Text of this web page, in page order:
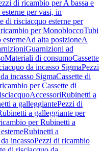
di ricambio per A bassa e
per vasi, in
di risciacquo esterne per
per MonobloccoTubi
esterneAd alta posizioneA
Guarnizioni ad
Materiali di consumoCassette
da incasso SigmaPezzi
incasso SigmaCassette di
per Cassette di
AccessoriRubinetti a
a galleggiantePezzi di
a galleggiante per
per Rubinetti a
Rubinetti a
incassoPezzi di ricambio